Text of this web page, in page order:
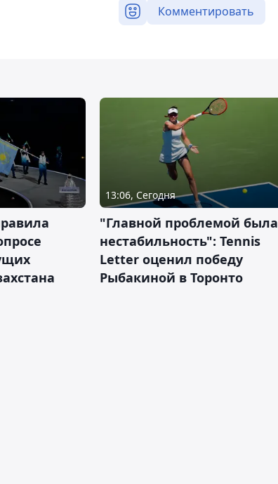
Комментировать
13:06, Сегодня
"Главной проблемой была
нестабильность": Tennis
Letter оценил победу
Рыбакиной в Торонто